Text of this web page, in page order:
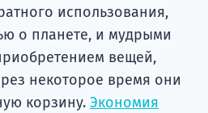
использования,
о планете, и мудрыми
вещей,
некоторое время они
корзину. Экономия